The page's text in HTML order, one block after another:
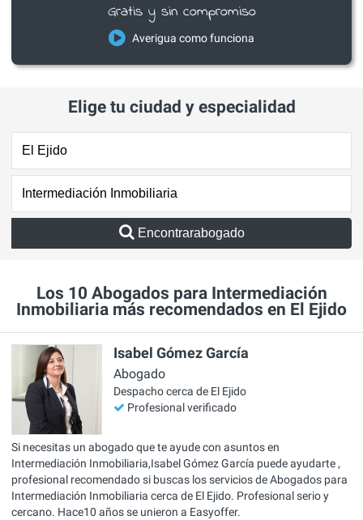
Gratis y sin compromiso
Averigua como funciona
Elige tu ciudad y especialidad
Encontrarabogado
Los 10 Abogados para Intermediación
Inmobiliaria más recomendados en El Ejido
Isabel Gómez García
Abogado
Despacho cerca de El Ejido
Profesional verificado
Si necesitas un abogado que te ayude con asuntos en
Intermediación Inmobiliaria,Isabel Gómez García puede ayudarte ,
profesional recomendado si buscas los servicios de Abogados para
Intermediación Inmobiliaria cerca de El Ejido. Profesional serio y
cercano. Hace10 años se unieron a Easyoffer.